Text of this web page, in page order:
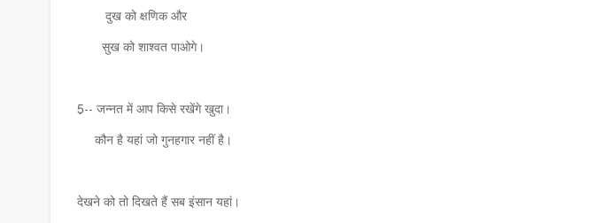
दुख को क्षणिक और
सुख को शाश्वत पाओगे।
5़-- जन्नत में आप किसे रखेंगे खुदा।
कौन है यहां जो गुनहगार नहीं है।
देखने को तो दिखते हैं सब इंसान यहां।